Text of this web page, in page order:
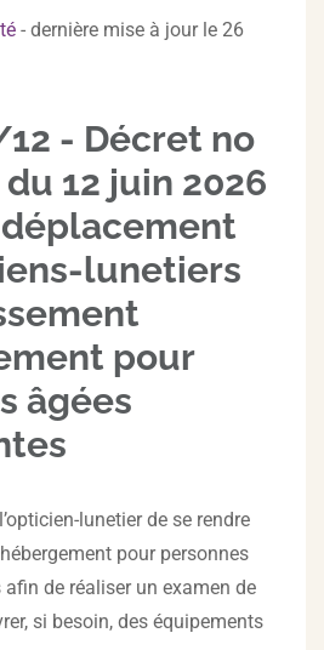
- dernière mise à jour le 26
- Décret no
12 juin 2026
lunetiers
pour
âgées
lunetier de se rendre
pour personnes
de réaliser un examen de
si besoin, des équipements